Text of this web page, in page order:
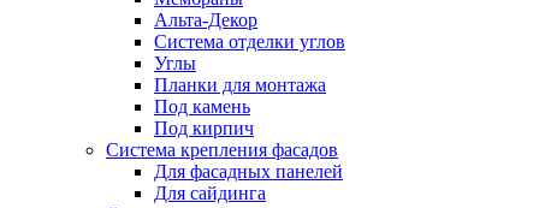
Альта-Декор
Система отделки углов
Углы
Планки для монтажа
Под камень
Под кирпич
Система крепления фасадов
Для фасадных панелей
Для сайдинга